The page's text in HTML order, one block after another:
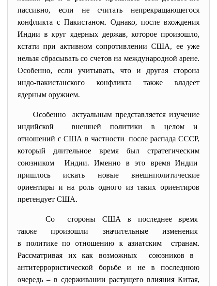
пассивно, если не считать непрекращающегося
конфликта с Пакистаном. Однако, после вхождения
Индии в круг ядерных держав, которое произошло,
кстати при активном сопротивлении США, ее уже
нельзя сбрасывать со счетов на международной арене.
Особенно, если учитывать, что и другая сторона
индо-пакистанского конфликта также владеет
ядерным оружием.
Особенно актуальным представляется изучение
индийской внешней политики в целом и
отношений с США в частности после распада СССР,
который длительное время был стратегическим
союзником Индии. Именно в это время Индии
пришлось искать новые внешнполитические
ориентиры и на роль одного из таких ориентиров
претендует США.
Со стороны США в последнее время
также произошли значительные изменения
в политике по отношению к азиатским странам.
Рассматривая их как возможных союзников в
антитеррористической борьбе и не в последнюю
очередь – в сдерживании растущего влияния Китая,